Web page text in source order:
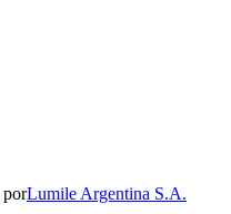
porLumile Argentina S.A.